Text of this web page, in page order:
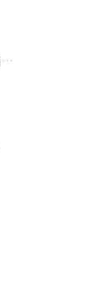
春日部市プレミアム商品券✨⁡